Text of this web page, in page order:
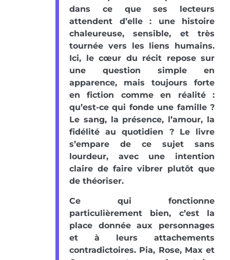
dans ce que ses lecteurs
attendent d’elle : une histoire
chaleureuse, sensible, et très
tournée vers les liens humains.
Ici, le cœur du récit repose sur
une question simple en
apparence, mais toujours forte
en fiction comme en réalité :
qu’est-ce qui fonde une famille ?
Le sang, la présence, l’amour, la
fidélité au quotidien ? Le livre
s’empare de ce sujet sans
lourdeur, avec une intention
claire de faire vibrer plutôt que
de théoriser.
Ce qui fonctionne
particulièrement bien, c’est la
place donnée aux personnages
et à leurs attachements
contradictoires. Pia, Rose, Max et